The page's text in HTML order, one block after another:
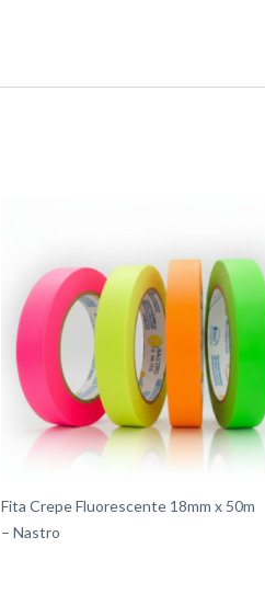
Fita Crepe Fluorescente 18mm x 50m
– Nastro